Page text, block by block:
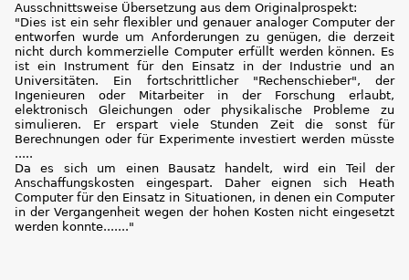
Ausschnittsweise Übersetzung aus dem Originalprospekt:
"Dies ist ein sehr flexibler und genauer analoger Computer der
entworfen wurde um Anforderungen zu genügen, die derzeit
nicht durch kommerzielle Computer erfüllt werden können. Es
ist ein Instrument für den Einsatz in der Industrie und an
Universitäten. Ein fortschrittlicher "Rechenschieber", der
Ingenieuren oder Mitarbeiter in der Forschung erlaubt,
elektronisch Gleichungen oder physikalische Probleme zu
simulieren. Er erspart viele Stunden Zeit die sonst für
Berechnungen oder für Experimente investiert werden müsste
.....
Da es sich um einen Bausatz handelt, wird ein Teil der
Anschaffungskosten eingespart. Daher eignen sich Heath
Computer für den Einsatz in Situationen, in denen ein Computer
in der Vergangenheit wegen der hohen Kosten nicht eingesetzt
werden konnte......."